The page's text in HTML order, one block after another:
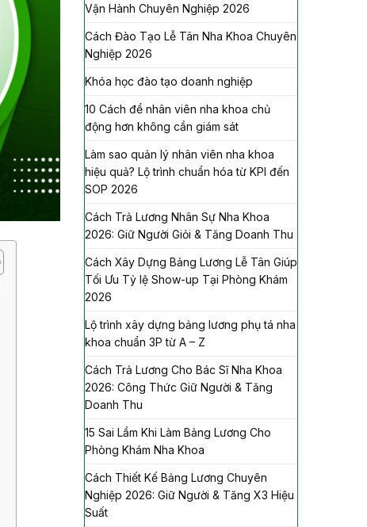
Vận Hành Chuyên Nghiệp 2026
Cách Đào Tạo Lễ Tân Nha Khoa Chuyên
Nghiệp 2026
Khóa học đào tạo doanh nghiệp
10 Cách để nhân viên nha khoa chủ
động hơn không cần giám sát
Làm sao quản lý nhân viên nha khoa
hiệu quả? Lộ trình chuẩn hóa từ KPI đến
SOP 2026
Cách Trả Lương Nhân Sự Nha Khoa
2026: Giữ Người Giỏi & Tăng Doanh Thu
Cách Xây Dựng Bảng Lương Lễ Tân Giúp
Tối Ưu Tỷ lệ Show-up Tại Phòng Khám
2026
Lộ trình xây dựng bảng lương phụ tá nha
khoa chuẩn 3P từ A – Z
Cách Trả Lương Cho Bác Sĩ Nha Khoa
2026: Công Thức Giữ Người & Tăng
Doanh Thu
15 Sai Lầm Khi Làm Bảng Lương Cho
Phòng Khám Nha Khoa
Cách Thiết Kế Bảng Lương Chuyên
Nghiệp 2026: Giữ Người & Tăng X3 Hiệu
Suất